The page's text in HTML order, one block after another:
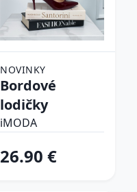
NOVINKY
Bordové
lodičky
iMODA
26.90 €